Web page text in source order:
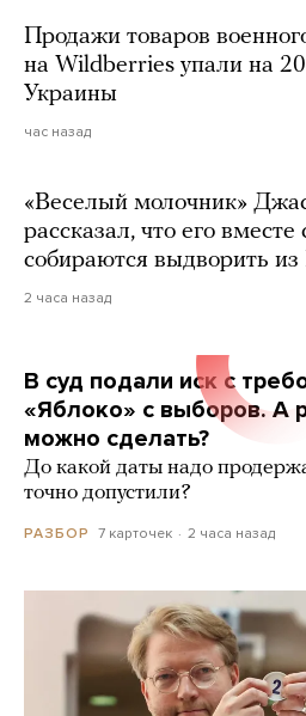
Продажи товаров
на Wildberries упали на
Украины
час назад
«Веселый молочник»
рассказал, что его вместе
собираются выдворить из
2 часа назад
В суд подали иск с
«Яблоко» с выборов. А
можно сделать?
До какой даты надо
точно допустили?
РАЗБОР 7 карточек 2 часа назад